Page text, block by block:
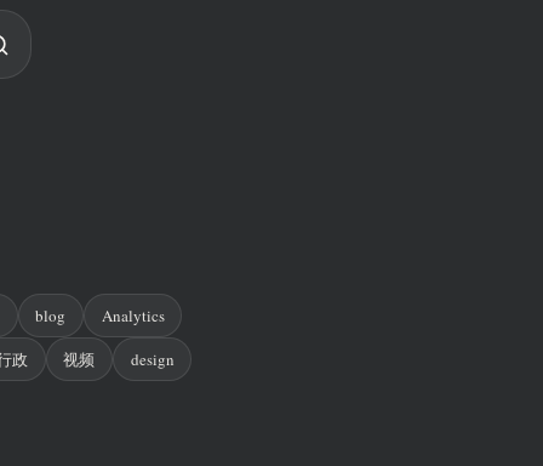
blog Analytics
政 视频 design